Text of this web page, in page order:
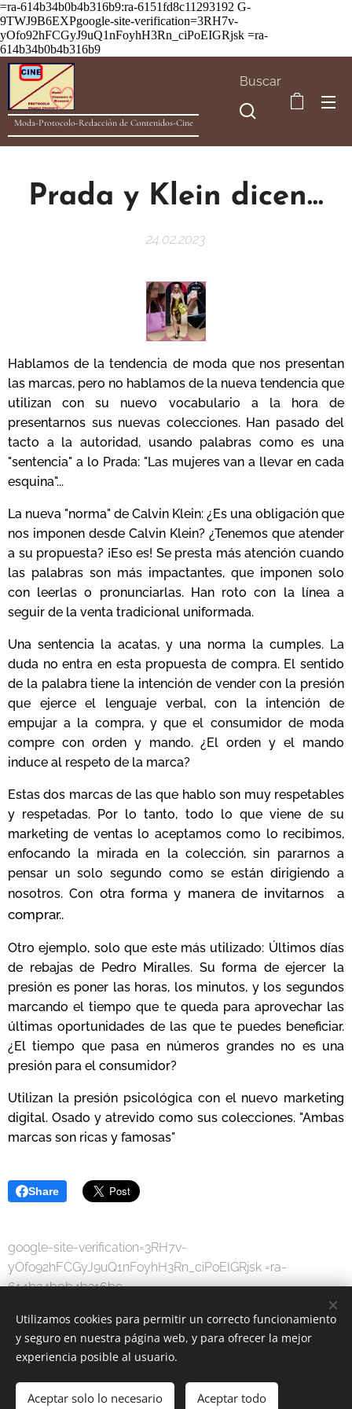
=ra-614b34b0b4b316b9:ra-6151fd8c11293192 G-
9TWJ9B6EXPgoogle-site-verification=3RH7v-
yOfo92hFCGyJ9uQ1nFoyhH3Rn_ciPoEIGRjsk =ra-
614b34b0b4b316b9
Moda-Protocolo-Redacción de Contenidos-Cine
Buscar
Prada y Klein dicen...
24.02.2023
Hablamos de la tendencia de moda que nos presentan
las marcas, pero no hablamos de la nueva tendencia que
utilizan con su nuevo vocabulario a la hora de
presentarnos sus nuevas colecciones. Han pasado del
tacto a la autoridad, usando palabras como es una
"sentencia" a lo Prada: "Las mujeres van a llevar en cada
esquina"...
La nueva "norma" de Calvin Klein: ¿Es una obligación que
nos imponen desde Calvin Klein? ¿Tenemos que atender
a su propuesta? ¡Eso es! Se presta más atención cuando
las palabras son más impactantes, que imponen solo
con leerlas o pronunciarlas. Han roto con la línea a
seguir de la venta tradicional uniformada.
Una sentencia la acatas, y una norma la cumples. La
duda no entra en esta propuesta de compra. El sentido
de la palabra tiene la intención de vender con la presión
que ejerce el lenguaje verbal, con la intención de
empujar a la compra, y que el consumidor de moda
compre con orden y mando. ¿El orden y el mando
induce al respeto de la marca?
Estas dos marcas de las que hablo son muy respetables
y respetadas. Por lo tanto, todo lo que viene de su
marketing de ventas lo aceptamos como lo recibimos,
enfocando la mirada en la colección, sin pararnos a
pensar un solo segundo como se están dirigiendo a
nosotros. Con otra forma y manera de invitarnos a
comprar..
Otro ejemplo, solo que este más utilizado: Últimos días
de rebajas de Pedro Miralles. Su forma de ejercer la
presión es poner las horas, los minutos, y los segundos
marcando el tiempo que te queda para aprovechar las
últimas oportunidades de las que te puedes beneficiar.
¿El tiempo que pasa en números grandes no es una
presión para el consumidor?
Utilizan la presión psicológica con el nuevo marketing
digital. Osado y atrevido como sus colecciones. "Ambas
marcas son ricas y famosas"
Share
google-site-verification=3RH7v-
yOfo92hFCGyJ9uQ1nFoyhH3Rn_ciPoEIGRjsk =ra-
614b34b0b4b316b9
Utilizamos cookies para permitir un correcto funcionamiento
y seguro en nuestra página web, y para ofrecer la mejor
experiencia posible al usuario.
Aceptar solo lo necesario Aceptar todo